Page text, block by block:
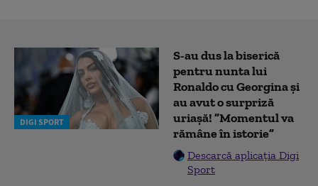
DIGI SPORT
S-au dus la biserică
pentru nunta lui
Ronaldo cu Georgina și
au avut o surpriză
uriașă! ”Momentul va
rămâne în istorie”
Descarcă aplicația Digi
Sport